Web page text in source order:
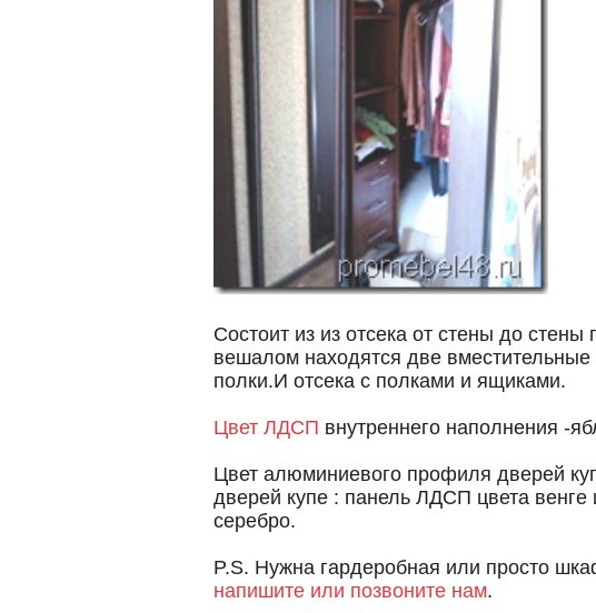
Состоит из из отсека от стены до
вешалом находятся две
полки.И отсека с полками и ящиками.
Цвет ЛДСП внутреннего наполнения -
Цвет алюминиевого профиля дверей
дверей купе : панель ЛДСП цвета венге
серебро.
P.S. Нужна гардеробная или просто
напишите или позвоните нам.